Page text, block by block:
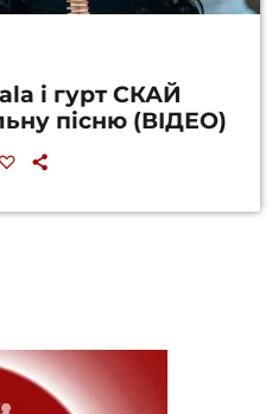
і гурт СКАЙ
пісню (ВІДЕО)